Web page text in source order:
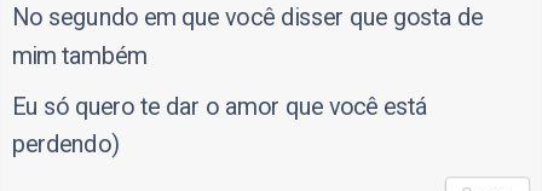
No segundo em que você disser que gosta de
mim também
Eu só quero te dar o amor que você está
perdendo)